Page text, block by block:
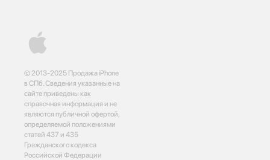
© 2013-2025 Продажа iPhone
в СПб. Сведения указанные на
сайте приведены как
справочная информация и не
являются публичной офертой,
определяемой положениями
статей 437 и 435
Гражданского кодекса
Российской Федерации